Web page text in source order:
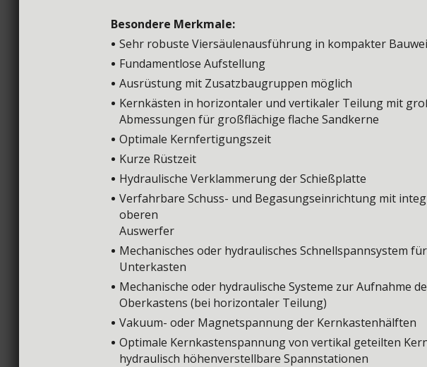
Besondere Merkmale:
Sehr robuste Viersäulenausführung in kompakter
Fundamentlose Aufstellung
Ausrüstung mit Zusatzbaugruppen möglich
Kernkästen in horizontaler und vertikaler Teilung mit
Abmessungen für großflächige flache Sandkerne
Optimale Kernfertigungszeit
Kurze Rüstzeit
Hydraulische Verklammerung der Schießplatte
Verfahrbare Schuss- und Begasungseinrichtung mit
oberen
Auswerfer
Mechanisches oder hydraulisches Schnellspannsystem
Unterkasten
Mechanische oder hydraulische Systeme zur Aufnahme
Oberkastens (bei horizontaler Teilung)
Vakuum- oder Magnetspannung der Kernkastenhälften
Optimale Kernkastenspannung von vertikal geteilten
hydraulisch höhenverstellbare Spannstationen